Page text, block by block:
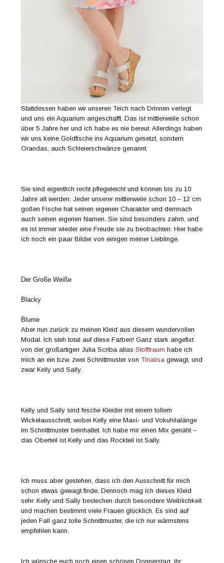
Stattdessen haben wir unseren Teich nach Drinnen verlegt
und uns ein Aquarium angeschafft. Das ist mittlerweile schon
über 5 Jahre her und ich habe es nie bereut. Allerdings haben
wir uns keine Goldfische ins Aquarium gesetzt, sondern
Orandas, auch Schleierschwänze genannt.
Sie sind eigentlich recht pflegeleicht und können bis zu 10
Jahre alt werden. Jeder unserer mittlerweile schon 10 – 12 cm
goßen Fische hat seinen eigenen Charakter und demnach
auch seinen eigenen Namen. Sie sind besonders zahm, und
es ist immer wieder eine Freude sie zu beobachten. Hier habe
ich noch ein paar Bilder von einigen meiner Lieblinge.
Der Große Weiße
Blacky
Blume
Aber nun zurück zu meinen Kleid aus diesem wundervollen
Modal. Ich steh total auf diese Farben! Ganz stark angefixt
von der großartigen Julia Scriba aliasStofftraum habe ich
mich an ein bzw. zwei Schnittmuster vonTinalisa gewagt, und
zwar Kelly und Sally.
Kelly und Sally sind fesche Kleider mit einem tollem
Wickelausschnitt, wobei Kelly eine Maxi- und Vokuhilalänge
im Schnittmuster beinhaltet. Ich habe mir einen Mix genäht –
das Oberteil ist Kelly und das Rockteil ist Sally.
Ich muss aber gestehen, dass ich den Ausschnitt für mich
schon etwas gewagt finde. Dennoch mag ich dieses Kleid
sehr. Kelly und Sally bestechen durch besondere Weiblichkeit
und machen bestimmt viele Frauen glücklich. Es sind auf
jeden Fall ganz tolle Schnittmuster, die ich nur wärmstens
empfehlen kann.
Ich wünsche euch noch einen schönen Donnerstag, ihr